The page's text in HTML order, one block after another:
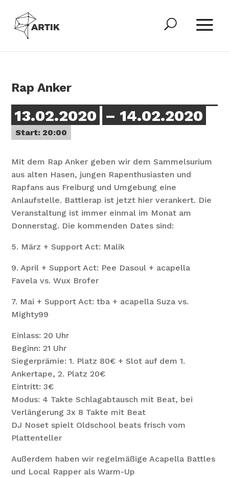
Rap Anker
13.02.2020 – 14.02.2020
Start: 20:00
Mit dem Rap Anker geben wir dem Sammelsurium
aus alten Hasen, jungen Rapenthusiasten und
Rapfans aus Freiburg und Umgebung eine
Anlaufstelle. Battlerap ist jetzt hier verankert. Die
Veranstaltung ist immer einmal im Monat am
Donnerstag. Die kommenden Dates sind:
5. März + Support Act: Malik
9. April + Support Act: Pee Dasoul + acapella
Favela vs. Wux Brofer
7. Mai + Support Act: tba + acapella Suza vs.
Mighty99
Einlass: 20 Uhr
Beginn: 21 Uhr
Siegerprämie: 1. Platz 80€ + Slot auf dem 1.
Ankertape, 2. Platz 20€
Eintritt: 3€
Modus: 4 Takte Schlagabtausch mit Beat, bei
Verlängerung 3x 8 Takte mit Beat
DJ Noset spielt Oldschool beats frisch vom
Plattenteller
Außerdem haben wir regelmäßige Acapella Battles
und Local Rapper als Warm-Up